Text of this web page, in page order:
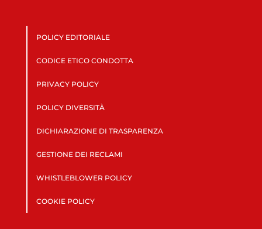
POLICY EDITORIALE
CODICE ETICO CONDOTTA
PRIVACY POLICY
POLICY DIVERSITÀ
DICHIARAZIONE DI TRASPARENZA
GESTIONE DEI RECLAMI
WHISTLEBLOWER POLICY
COOKIE POLICY